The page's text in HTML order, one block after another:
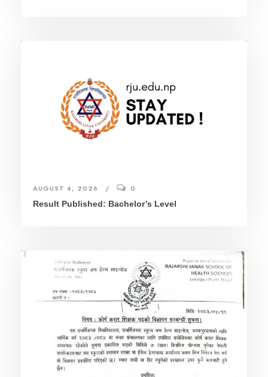
AUGUST 4, 2026
0
Result Published: Bachelor’s Level